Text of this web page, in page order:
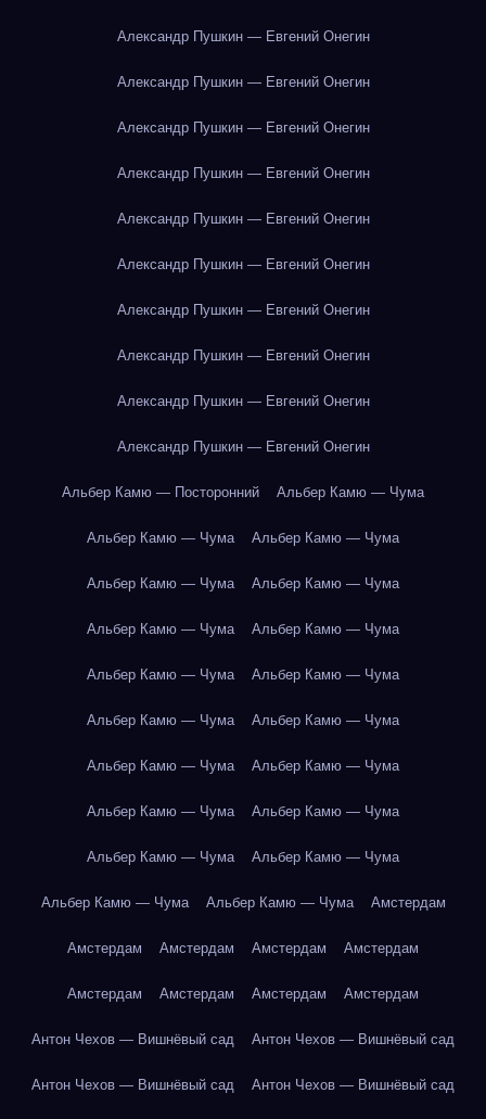
Александр Пушкин — Евгений Онегин
Александр Пушкин — Евгений Онегин
Александр Пушкин — Евгений Онегин
Александр Пушкин — Евгений Онегин
Александр Пушкин — Евгений Онегин
Александр Пушкин — Евгений Онегин
Александр Пушкин — Евгений Онегин
Александр Пушкин — Евгений Онегин
Александр Пушкин — Евгений Онегин
Александр Пушкин — Евгений Онегин
Альбер Камю — Посторонний Альбер Камю — Чума
Альбер Камю — Чума Альбер Камю — Чума
Альбер Камю — Чума Альбер Камю — Чума
Альбер Камю — Чума Альбер Камю — Чума
Альбер Камю — Чума Альбер Камю — Чума
Альбер Камю — Чума Альбер Камю — Чума
Альбер Камю — Чума Альбер Камю — Чума
Альбер Камю — Чума Альбер Камю — Чума
Альбер Камю — Чума Альбер Камю — Чума
Альбер Камю — Чума Альбер Камю — Чума Амстердам
Амстердам Амстердам Амстердам Амстердам
Амстердам Амстердам Амстердам Амстердам
Антон Чехов — Вишнёвый сад Антон Чехов — Вишнёвый сад
Антон Чехов — Вишнёвый сад Антон Чехов — Вишнёвый сад